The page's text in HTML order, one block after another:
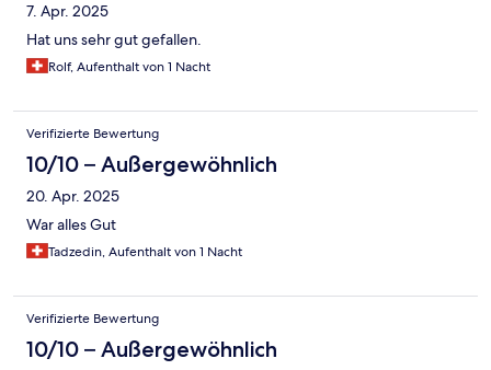
7. Apr. 2025
Hat uns sehr gut gefallen.
Rolf, Aufenthalt von 1 Nacht
Verifizierte Bewertung
10/10 – Außergewöhnlich
20. Apr. 2025
War alles Gut
Tadzedin, Aufenthalt von 1 Nacht
Verifizierte Bewertung
10/10 – Außergewöhnlich